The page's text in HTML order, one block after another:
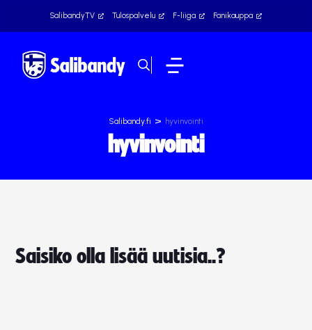
SalibandyTV Tulospalvelu F-liiga Fanikauppa
Salibandy.fi > hyvinvointi
hyvinvointi
Saisiko olla lisää uutisia..?